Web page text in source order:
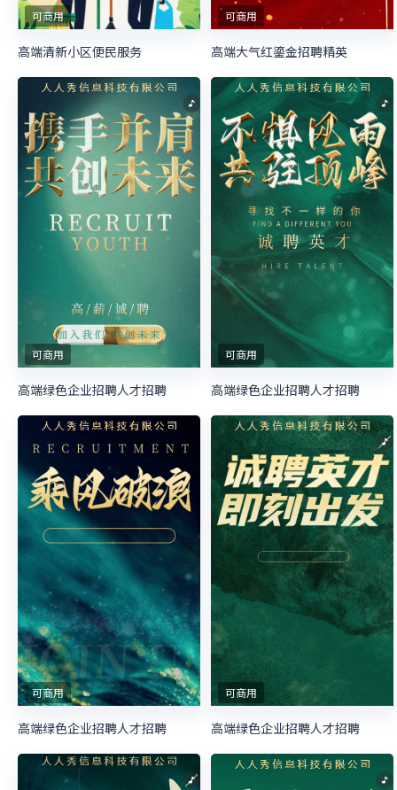
可商用
高端清新小区便民服务
可商用
高端大气红鎏金招聘精英
可商用
高端绿色企业招聘人才招聘
可商用
高端绿色企业招聘人才招聘
可商用
高端绿色企业招聘人才招聘
可商用
高端绿色企业招聘人才招聘